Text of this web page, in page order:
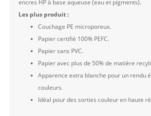
encres HP à base aqueuse (eau et pigments).
Les plus produit :
Couchage PE microporeux.
Papier certifié 100% PEFC.
Papier sans PVC.
Papier avec plus de 50% de matière
Apparence extra blanche pour un rendu
couleurs.
Idéal pour des sorties couleur en haute